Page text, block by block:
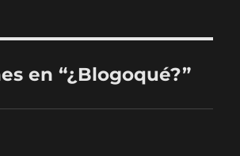
en “¿Blogoqué?”